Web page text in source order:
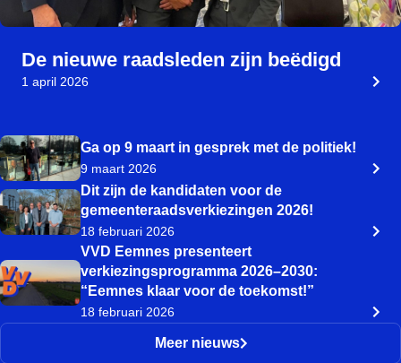
De nieuwe raadsleden zijn beëdigd
1 april 2026
Ga op 9 maart in gesprek met de politiek!
9 maart 2026
Dit zijn de kandidaten voor de
gemeenteraadsverkiezingen 2026!
18 februari 2026
VVD Eemnes presenteert
verkiezingsprogramma 2026–2030:
“Eemnes klaar voor de toekomst!”
18 februari 2026
Meer nieuws